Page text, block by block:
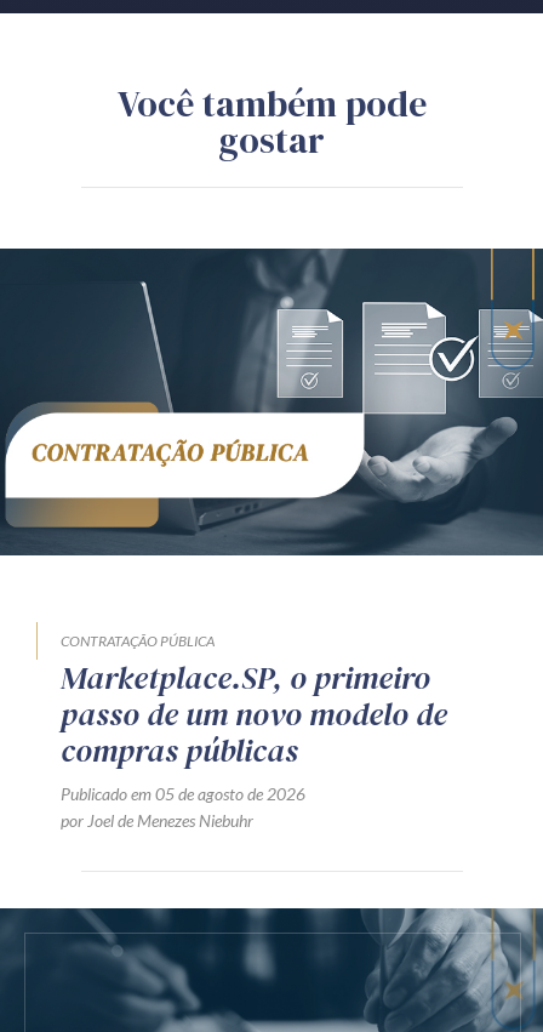
Você também pode
gostar
CONTRATAÇÃO PÚBLICA
Marketplace.SP, o primeiro
passo de um novo modelo de
compras públicas
Publicado em 05 de agosto de 2026
por Joel de Menezes Niebuhr